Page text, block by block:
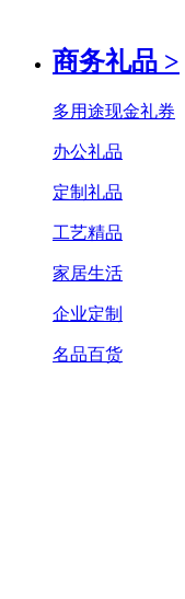
商务礼品 >
多用途现金礼券
办公礼品
定制礼品
工艺精品
家居生活
企业定制
名品百货